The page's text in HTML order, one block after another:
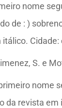
nome
de : )
S. e
nome
da revista